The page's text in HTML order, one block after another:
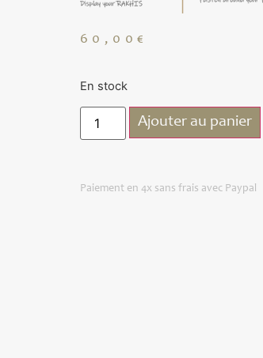
60,00 €
En stock
Ajouter au panier
Paiement en 4x sans frais avec Paypal